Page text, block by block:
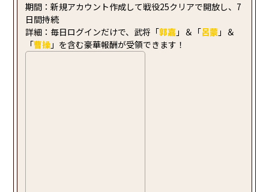
期間：新規アカウント作成して戦役25クリアで開放し、7
日間持続
詳細：毎日ログインだけで、武将「郭嘉 」＆「呂蒙 」＆
「曹操 」を含む豪華報酬が受領できます！